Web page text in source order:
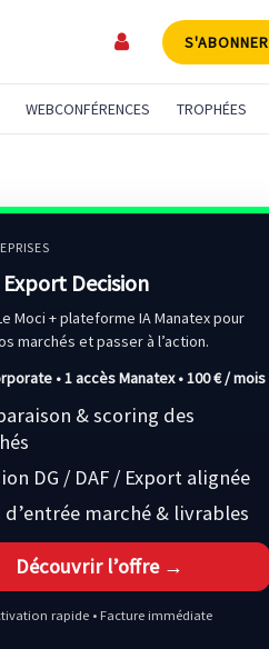
S'ABONNER
WEBCONFÉRENCES TROPHÉES
Export Decision
Moci + plateforme IA Manatex pour
marchés et passer à l’action.
• 1 accès Manatex •100 € / mois
& scoring des
DG / DAF / Export alignée
d’entrée marché & livrables
Découvrir l’offre →
rapide • Facture immédiate